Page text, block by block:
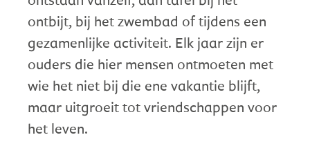
ontbijt, bij het zwembad of tijdens een
gezamenlijke activiteit. Elk jaar zijn er
ouders die hier mensen ontmoeten met
wie het niet bij die ene vakantie blijft,
maar uitgroeit tot vriendschappen voor
het leven.